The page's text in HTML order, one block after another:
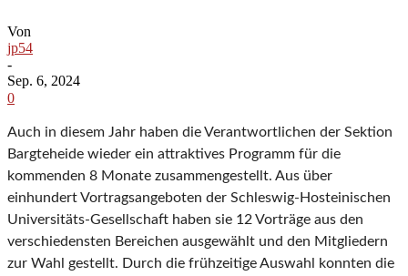
Von
jp54
-
Sep. 6, 2024
0
Auch in diesem Jahr haben die Verantwortlichen der Sektion
Bargteheide wieder ein attraktives Programm für die
kommenden 8 Monate zusammengestellt. Aus über
einhundert Vortragsangeboten der Schleswig-Hosteinischen
Universitäts-Gesellschaft haben sie 12 Vorträge aus den
verschiedensten Bereichen ausgewählt und den Mitgliedern
zur Wahl gestellt. Durch die frühzeitige Auswahl konnten die